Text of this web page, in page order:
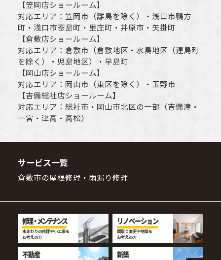
【笠岡店ショールーム】
対応エリア： 笠岡市（離島を除く） ・ 浅口市鴨方
町・ 浅口市寄島町・里庄町・ 井原市 ・矢掛町
【倉敷店ショールーム】
対応エリア： 倉敷市 （倉敷地区・水島地区（連島町
を除く）・児島地区）・早島町
【 岡山店ショールーム】
対応エリア： 岡山市 （東区を除く）・玉野市
【吉備総社店ショールーム】
対応エリア： 総社市 ・ 岡山市北区の一部（吉備津・
一宮・津高・高松）
サービス一覧
倉敷市の屋根修理・雨漏り修理
修理・メンテナンス
水まわりの修理や小工事を
お考えの方
リノベーション
間取り変更や増築を
お考えの方
不動産 新築